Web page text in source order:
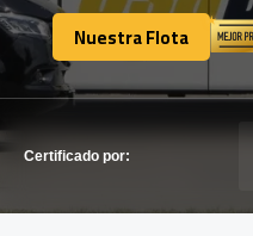
FLOTA
Nuestra Flota
Nuestra Flota
Certificado por: